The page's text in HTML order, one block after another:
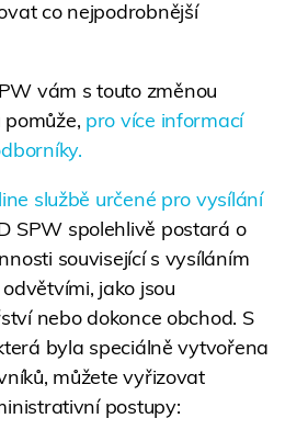
co nejpodrobnější
vám s touto změnou
pro více informací
službě určené pro vysílání
SPW spolehlivě postará o
související s vysíláním
jako jsou
nebo dokonce obchod. S
byla speciálně vytvořena
můžete vyřizovat
postupy: